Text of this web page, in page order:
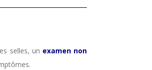
selles, un examen non